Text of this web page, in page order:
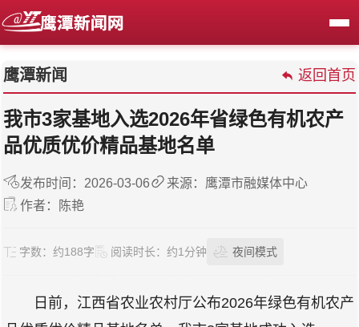
鹰潭新闻 返回首页
我市3家基地入选2026年省绿色有机农产
品优质优价精品基地名单
发布时间：2026-03-06
来源：鹰潭市融媒体中心
作者：陈艳
字数： 约188字 阅读时长： 约1分钟 夜间模式
日前，江西省农业农村厅公布2026年绿色有机农产